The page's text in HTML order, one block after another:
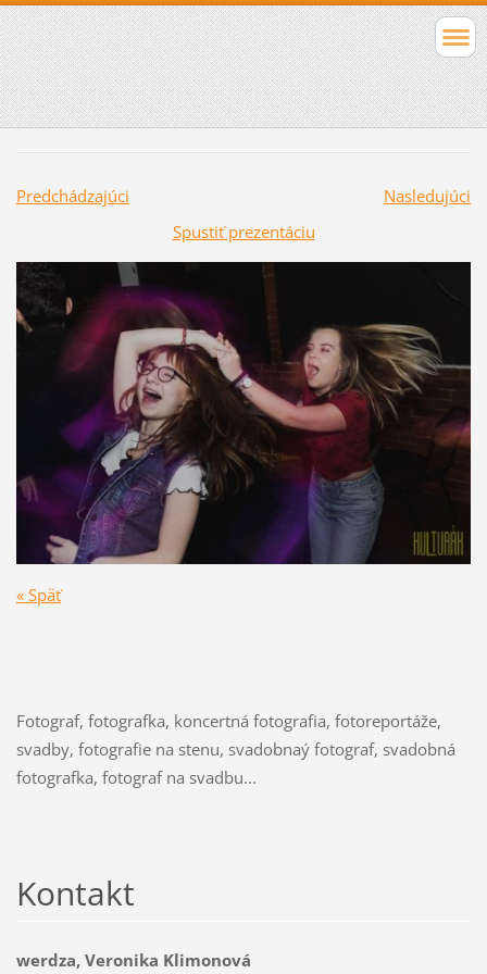
Predchádzajúci
Nasledujúci
Spustiť prezentáciu
« Späť
Fotograf, fotografka, koncertná fotografia, fotoreportáže,
svadby, fotografie na stenu, svadobnaý fotograf, svadobná
fotografka, fotograf na svadbu...
Kontakt
werdza, Veronika Klimonová